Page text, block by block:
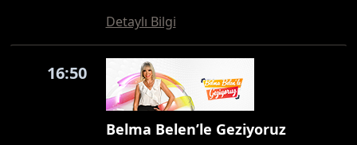
Detaylı Bilgi
16:50
Belma Belen’le Geziyoruz